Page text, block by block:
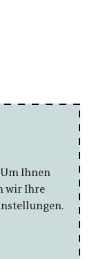
Ihnen
wir Ihre